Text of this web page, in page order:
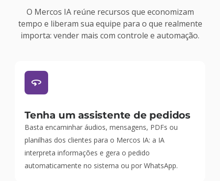
O Mercos IA reúne recursos que economizam
tempo e liberam sua equipe para o que realmente
importa: vender mais com controle e automação.
Tenha um assistente de pedidos
Basta encaminhar áudios, mensagens, PDFs ou
planilhas dos clientes para o Mercos IA: a IA
interpreta informações e gera o pedido
automaticamente no sistema ou por WhatsApp.